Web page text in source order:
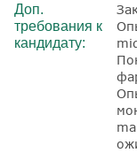
Доп.
требования к
кандидату: